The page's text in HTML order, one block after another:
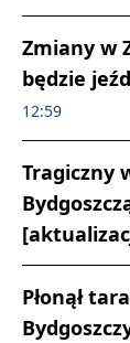
Zmiany w
będzie
12:59
Tragiczny
Płonął